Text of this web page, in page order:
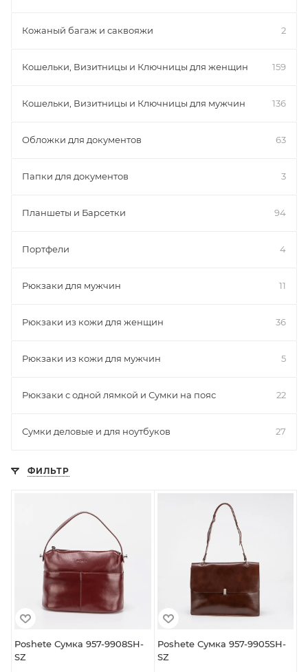
Кожаный багаж и саквояжи 2
Кошельки, Визитницы и Ключницы для женщин 159
Кошельки, Визитницы и Ключницы для мужчин 136
Обложки для документов 63
Папки для документов 3
Планшеты и Барсетки 94
Портфели 4
Рюкзаки для мужчин 11
Рюкзаки из кожи для женщин 36
Рюкзаки из кожи для мужчин 5
Рюкзаки с одной лямкой и Сумки на пояс 22
Сумки деловые и для ноутбуков 27
ФИЛЬТР
Poshete Сумка 957-9908SH-
SZ
Poshete Сумка 957-9905SH-
SZ